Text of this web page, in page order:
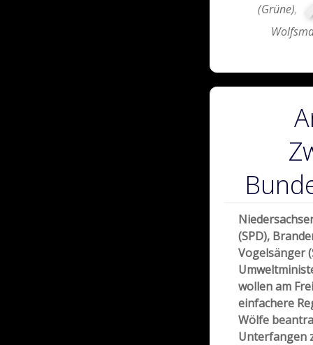
(Grüne),
(SPD),
Vogelsänger
wollen am
einfachere
Wölfe
Unterfangen